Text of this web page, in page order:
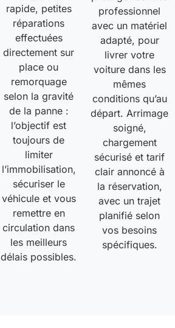
rapide, petites
réparations
effectuées
directement sur
place ou
remorquage
selon la gravité
de la panne :
l’objectif est
toujours de
limiter
l’immobilisation,
sécuriser le
véhicule et vous
remettre en
circulation dans
les meilleurs
délais possibles.
professionnel
avec un matériel
adapté, pour
livrer votre
voiture dans les
mêmes
conditions qu’au
départ. Arrimage
soigné,
chargement
sécurisé et tarif
clair annoncé à
la réservation,
avec un trajet
planifié selon
vos besoins
spécifiques.